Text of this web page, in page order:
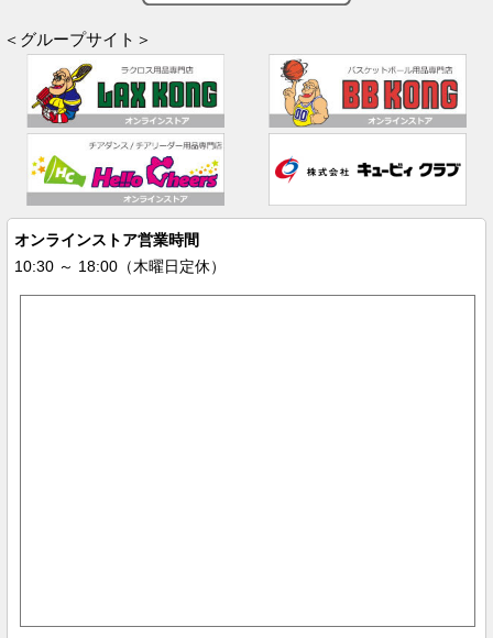
＜グループサイト＞
オンラインストア営業時間
10:30 ～ 18:00（木曜日定休）